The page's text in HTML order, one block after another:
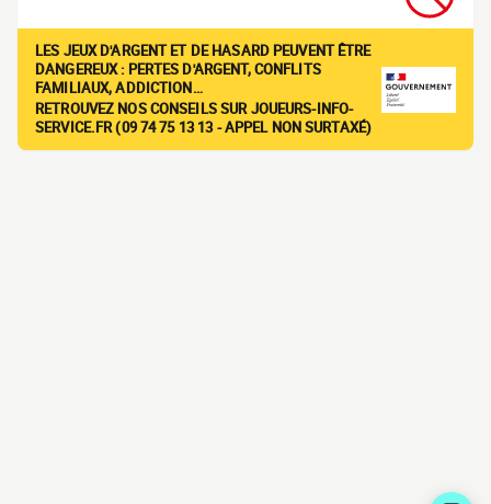
LES JEUX D'ARGENT ET DE HASARD PEUVENT ÊTRE
DANGEREUX : PERTES D'ARGENT, CONFLITS
FAMILIAUX, ADDICTION…
RETROUVEZ NOS CONSEILS SUR JOUEURS-INFO-
SERVICE.FR (09 74 75 13 13 - APPEL NON SURTAXÉ)